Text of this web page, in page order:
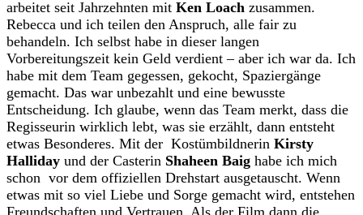
arbeitet seit Jahrzehnten mit Ken Loach zusammen.
Rebecca und ich teilen den Anspruch, alle fair zu
behandeln. Ich selbst habe in dieser langen
Vorbereitungszeit kein Geld verdient – aber ich war da. Ich
habe mit dem Team gegessen, gekocht, Spaziergänge
gemacht. Das war unbezahlt und eine bewusste
Entscheidung. Ich glaube, wenn das Team merkt, dass die
Regisseurin wirklich lebt, was sie erzählt, dann entsteht
etwas Besonderes. Mit der Kostümbildnerin Kirsty
Halliday und der Casterin Shaheen Baig habe ich mich
schon vor dem offiziellen Drehstart ausgetauscht. Wenn
etwas mit so viel Liebe und Sorge gemacht wird, entstehen
Freundschaften und Vertrauen. Als der Film dann die